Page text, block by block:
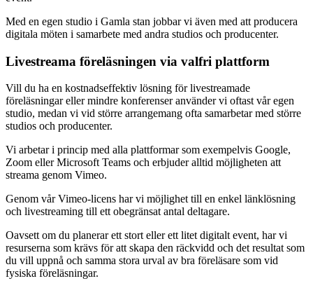
Med en egen studio i Gamla stan jobbar vi även med att producera
digitala möten i samarbete med andra studios och producenter.
Livestreama föreläsningen via valfri plattform
Vill du ha en kostnadseffektiv lösning för livestreamade
föreläsningar eller mindre konferenser använder vi oftast vår egen
studio, medan vi vid större arrangemang ofta samarbetar med större
studios och producenter.
Vi arbetar i princip med alla plattformar som exempelvis Google,
Zoom eller Microsoft Teams och erbjuder alltid möjligheten att
streama genom Vimeo.
Genom vår Vimeo-licens har vi möjlighet till en enkel länklösning
och livestreaming till ett obegränsat antal deltagare.
Oavsett om du planerar ett stort eller ett litet digitalt event, har vi
resurserna som krävs för att skapa den räckvidd och det resultat som
du vill uppnå och samma stora urval av bra föreläsare som vid
fysiska föreläsningar.